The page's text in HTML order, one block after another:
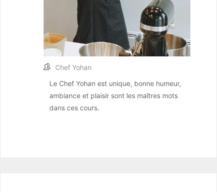
Chef Yohan
Le Chef Yohan est unique, bonne humeur,
ambiance et plaisir sont les maîtres mots
dans ces cours.